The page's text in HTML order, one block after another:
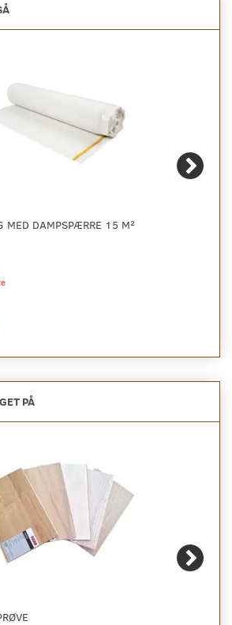
MED DAMPSPÆRRE 15 M²
PÅ